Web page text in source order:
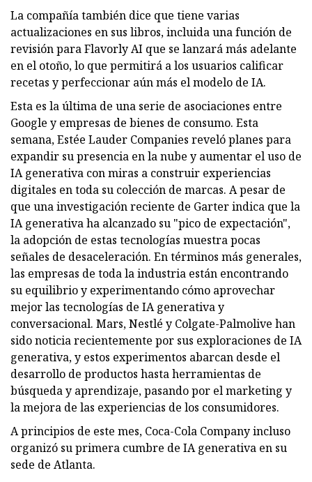
La compañía también dice que tiene varias
actualizaciones en sus libros, incluida una función de
revisión para Flavorly AI que se lanzará más adelante
en el otoño, lo que permitirá a los usuarios calificar
recetas y perfeccionar aún más el modelo de IA.
Esta es la última de una serie de asociaciones entre
Google y empresas de bienes de consumo. Esta
semana, Estée Lauder Companies reveló planes para
expandir su presencia en la nube y aumentar el uso de
IA generativa con miras a construir experiencias
digitales en toda su colección de marcas. A pesar de
que una investigación reciente de Garter indica que la
IA generativa ha alcanzado su "pico de expectación",
la adopción de estas tecnologías muestra pocas
señales de desaceleración. En términos más generales,
las empresas de toda la industria están encontrando
su equilibrio y experimentando cómo aprovechar
mejor las tecnologías de IA generativa y
conversacional. Mars, Nestlé y Colgate-Palmolive han
sido noticia recientemente por sus exploraciones de IA
generativa, y estos experimentos abarcan desde el
desarrollo de productos hasta herramientas de
búsqueda y aprendizaje, pasando por el marketing y
la mejora de las experiencias de los consumidores.
A principios de este mes, Coca-Cola Company incluso
organizó su primera cumbre de IA generativa en su
sede de Atlanta.